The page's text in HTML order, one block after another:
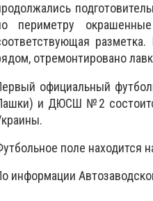
периметру
отремонтировано
официальный
и ДЮСШ №2
поле находится
информации